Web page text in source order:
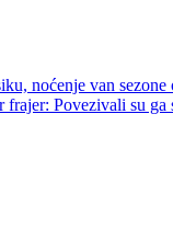
noćenje van sezone
Povezivali su ga